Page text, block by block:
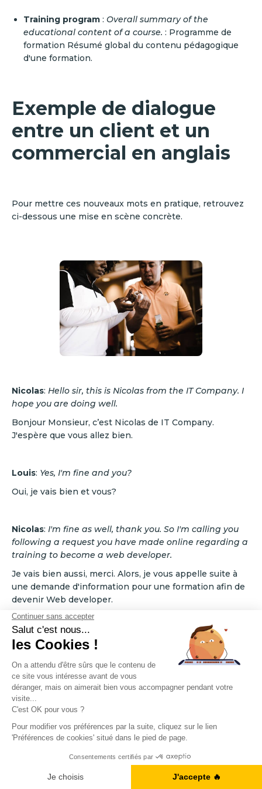
Training program : Overall summary of the
educational content of a course. : Programme de
formation Résumé global du contenu pédagogique
d'une formation.
Exemple de dialogue
entre un client et un
commercial en anglais
Pour mettre ces nouveaux mots en pratique, retrouvez
ci-dessous une mise en scène concrète.
Nicolas: Hello sir, this is Nicolas from the IT Company. I
hope you are doing well.
Bonjour Monsieur, c’est Nicolas de IT Company.
J'espère que vous allez bien.
Louis: Yes, I'm fine and you?
Oui, je vais bien et vous?
Nicolas: I'm fine as well, thank you. So I'm calling you
following a request you have made online regarding a
training to become a web developer.
Je vais bien aussi, merci. Alors, je vous appelle suite à
une demande d'information pour une formation afin de
devenir Web developer. ‍
Louis :Yes indeed. I'm listening.
Nicolas :Before we start, I have a few questions for you.
Avant qu’on commence, j’ai quelques questions pour
vous.
Obtenez votre Ebook gratuit
Je télécharge l'ebook